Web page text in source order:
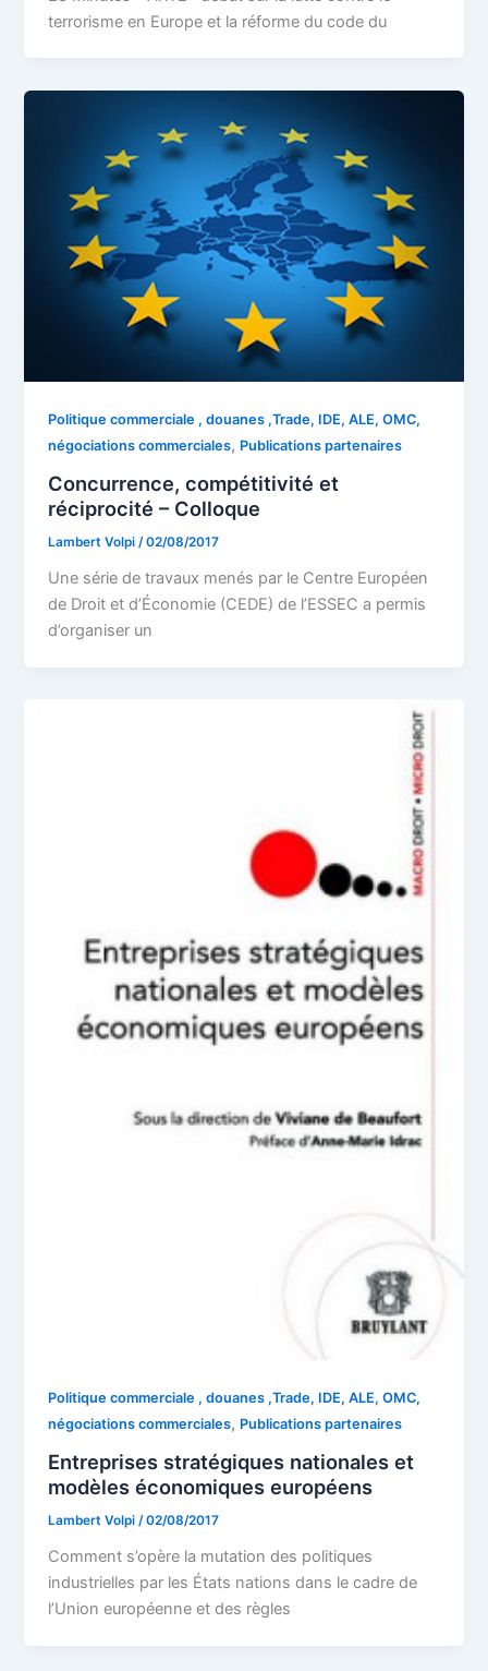
terrorisme en Europe et la réforme du code du
Politique commerciale , douanes ,Trade, IDE, ALE, OMC,
négociations commerciales, Publications partenaires
Concurrence, compétitivité et
réciprocité – Colloque
Lambert Volpi /02/08/2017
Une série de travaux menés par le Centre Européen
de Droit et d’Économie (CEDE) de l’ESSEC a permis
d’organiser un
Politique commerciale , douanes ,Trade, IDE, ALE, OMC,
négociations commerciales, Publications partenaires
Entreprises stratégiques nationales et
modèles économiques européens
Lambert Volpi/02/08/2017
Comment s’opère la mutation des politiques
industrielles par les États nations dans le cadre de
l’Union européenne et des règles